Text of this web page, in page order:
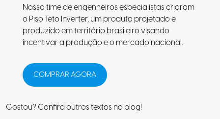
Nosso time de engenheiros especialistas criaram
o Piso Teto Inverter, um produto projetado e
produzido em território brasileiro visando
incentivar a produção e o mercado nacional.
COMPRAR AGORA
Gostou? Confiraoutros textos no blog!